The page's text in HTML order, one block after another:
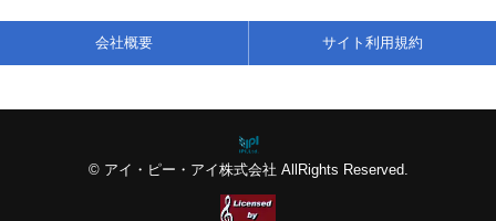
© アイ・ピー・アイ株式会社 AllRights Reserved.
会社概要 サイト利用規約